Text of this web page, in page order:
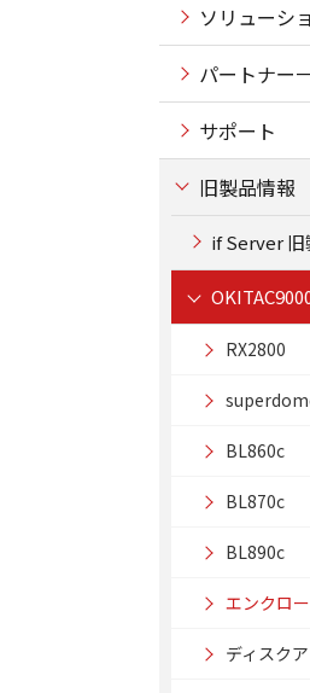
ソリューシ
パートナー
サポート
旧製品情報
if Server 旧
RX2800
BL860c
BL870c
BL890c
エンクロ
ディスク